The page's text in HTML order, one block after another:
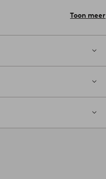
hebt, raden we je aan om
Toon meer